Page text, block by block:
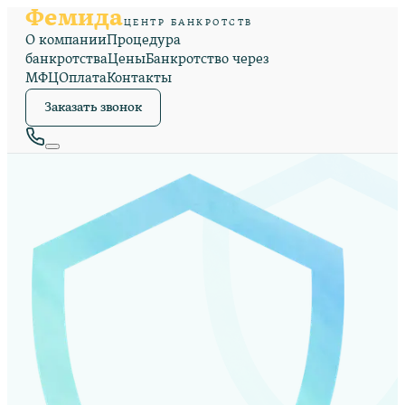
ФемидаЦЕНТР БАНКРОТСТВ
О компанииПроцедура
банкротстваЦеныБанкротство через
МФЦОплатаКонтакты
Заказать звонок